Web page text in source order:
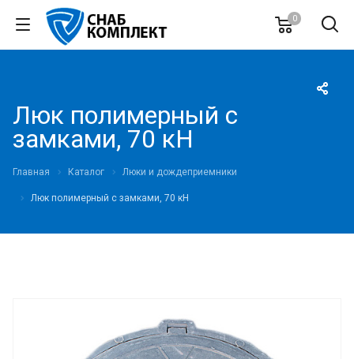
0
Люк полимерный с
замками, 70 кН
Главная Каталог Люки и дождеприемники
Люк полимерный с замками, 70 кН